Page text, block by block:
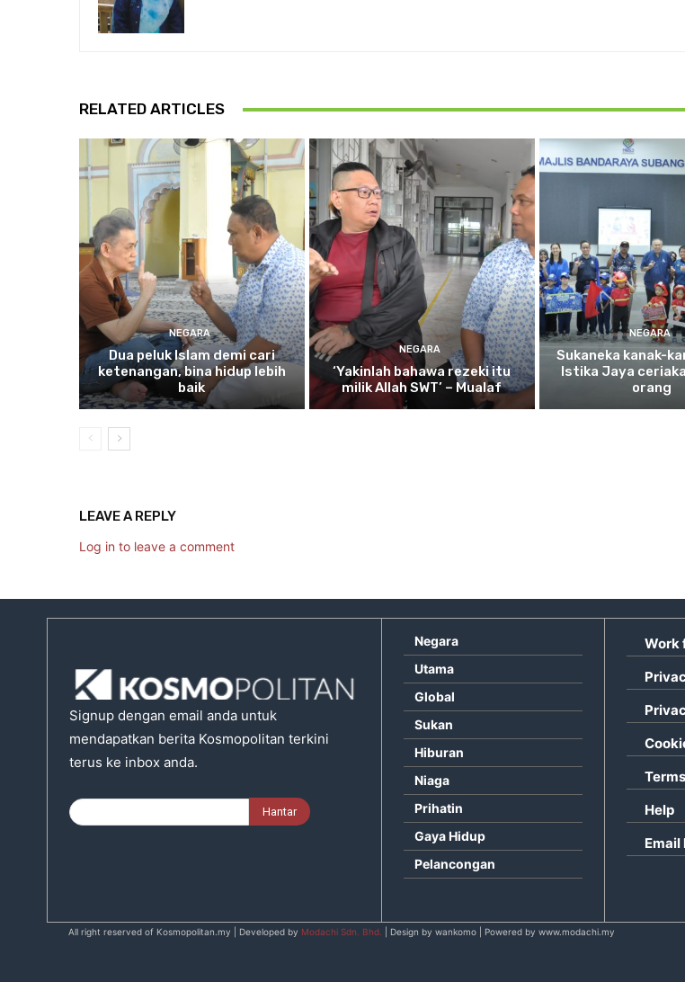
RELATED ARTICLES
NEGARA
Duapeluk Islam demi cari
ketenangan, bina hidup lebih
baik
NEGARA
‘Yakinlah bahawa rezeki itu
milik Allah SWT’ – Mualaf
NEGARA
Sukaneka kanak-
Istika Jaya
orang
LEAVE A REPLY
Log in to leave a comment
Signup dengan email anda untuk
mendapatkan berita Kosmopolitan terkini
terus ke inbox anda.
Negara
Utama
Global
Sukan
Hiburan
Niaga
Prihatin
Gaya Hidup
Pelancongan
Work
Help
Email
All right reserved of Kosmopolitan.my | Developed by Modachi Sdn. Bhd. | Design by wankomo | Powered by www.modachi.my